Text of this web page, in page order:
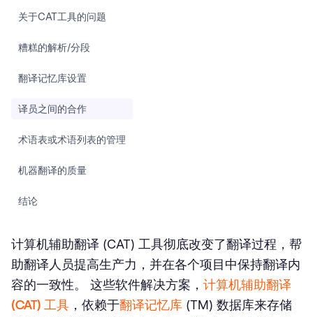
关于CAT工具的问题
糟糕的解析/分段
翻译记忆库设置
译员之间的合作
术语表或术语列表的管理
机器翻译的质量
结论
计算机辅助翻译 (CAT) 工具彻底改变了翻译过程，帮
助翻译人员提高生产力，并在各个项目中保持翻译内
容的一致性。 这些软件解决方案， 计算机辅助翻译
(CAT) 工具 ，依赖于翻译记忆库 (TM) 数据库来存储